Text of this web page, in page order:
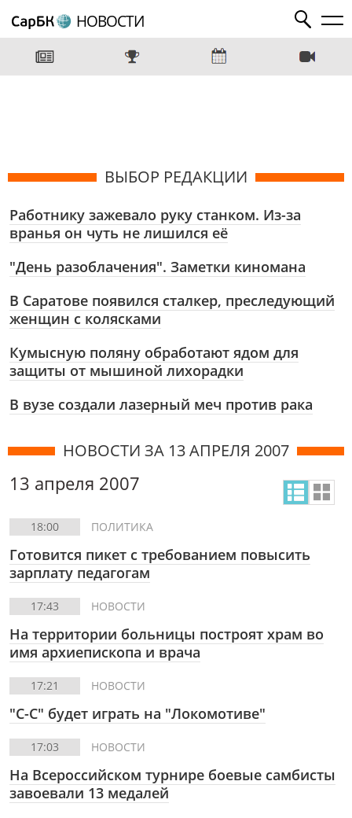
НОВОСТИ
ВЫБОР РЕДАКЦИИ
Работнику зажевало руку станком. Из-за
вранья он чуть не лишился её
"День разоблачения". Заметки киномана
В Саратове появился сталкер, преследующий
женщин с колясками
Кумысную поляну обработают ядом для
защиты от мышиной лихорадки
В вузе создали лазерный меч против рака
НОВОСТИ ЗА 13 АПРЕЛЯ 2007
13 апреля 2007
18:00 ПОЛИТИКА
Готовится пикет с требованием повысить
зарплату педагогам
17:43 НОВОСТИ
На территории больницы построят храм во
имя архиепископа и врача
17:21 НОВОСТИ
"С-С" будет играть на "Локомотиве"
17:03 НОВОСТИ
На Всероссийском турнире боевые самбисты
завоевали 13 медалей